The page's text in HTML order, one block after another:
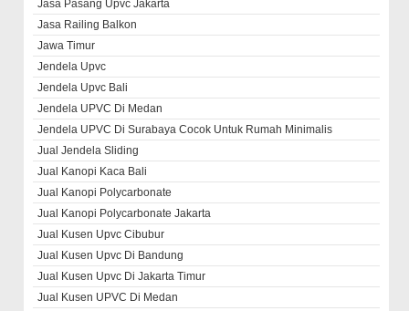
Jasa Pasang Upvc Jakarta
Jasa Railing Balkon
Jawa Timur
Jendela Upvc
Jendela Upvc Bali
Jendela UPVC Di Medan
Jendela UPVC Di Surabaya Cocok Untuk Rumah Minimalis
Jual Jendela Sliding
Jual Kanopi Kaca Bali
Jual Kanopi Polycarbonate
Jual Kanopi Polycarbonate Jakarta
Jual Kusen Upvc Cibubur
Jual Kusen Upvc Di Bandung
Jual Kusen Upvc Di Jakarta Timur
Jual Kusen UPVC Di Medan